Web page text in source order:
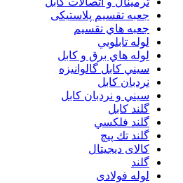
جعبه تقسيم پلاستیکی
جعبه هاي تقسيم
لوله تابلويي
لوله هاي برق و كابل
سيني كابل گالوانيزه
نردبان كابل
سيني و نردبان كابل
گلند كابل
گلند فلكسي
گلند تك پيچ
کالای دیجیتال
گلند
لوله فولادی